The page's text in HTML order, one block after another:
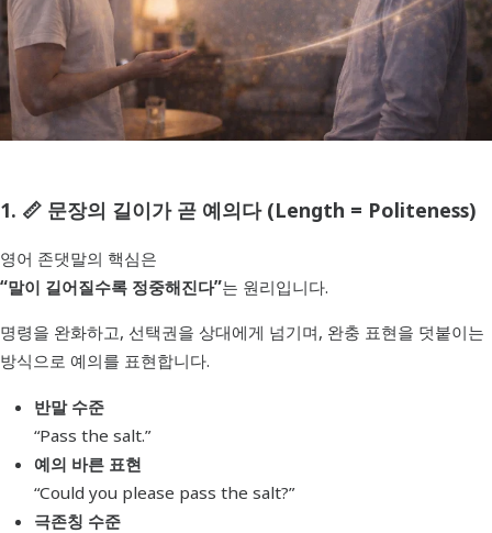
1. 📏 문장의 길이가 곧 예의다 (Length = Politeness)
영어 존댓말의 핵심은
“말이 길어질수록 정중해진다”는 원리입니다.
명령을 완화하고, 선택권을 상대에게 넘기며, 완충 표현을 덧붙이는
방식으로 예의를 표현합니다.
반말 수준
“Pass the salt.”
예의 바른 표현
“Could you please pass the salt?”
극존칭 수준